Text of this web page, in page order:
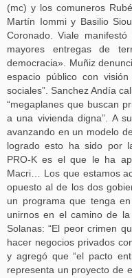
(mc) y los comuneros
Martín Iommi y Basilio
Coronado. Viale
mayores entregas de
democracia». Muñiz
espacio público con
sociales”. Sanchez Andía
“megaplanes que buscan
a una vivienda digna”. A
avanzando en un modelo
logrado esto ha sido por
PRO-K es el que le ha
Macri… Los que estamos
opuesto al de los dos
un programa que tenga
unirnos en el camino de
Solanas: “El peor crimen
hacer negocios privados
y agregó que “el pacto
representa un proyecto de